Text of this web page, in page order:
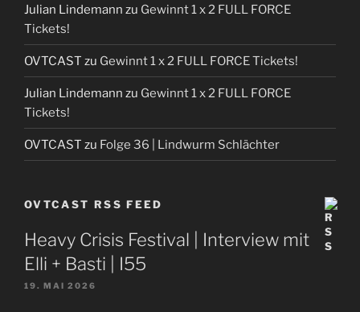
Julian Lindemann zu Gewinnt 1 x 2 FULL FORCE
Tickets!
OVTCAST zu Gewinnt 1 x 2 FULL FORCE Tickets!
Julian Lindemann zu Gewinnt 1 x 2 FULL FORCE
Tickets!
OVTCAST zu Folge 36 | Lindwurm Schlächter
OVTCAST RSS FEED
Heavy Crisis Festival | Interview mit
Elli + Basti | I55
19. MAI 2026